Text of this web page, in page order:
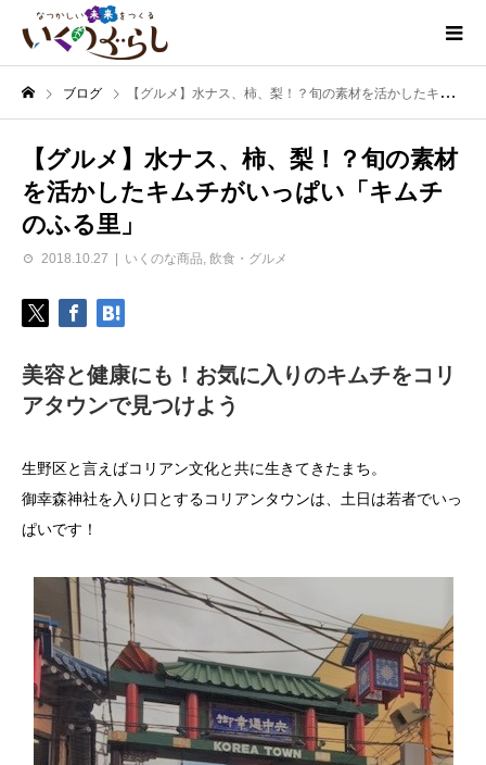
ブログ 【グルメ】水ナス、柿、梨！？旬の素材を活かしたキムチがいっぱい「キムチのふる里」
【グルメ】水ナス、柿、梨！？旬の素材
を活かしたキムチがいっぱい「キムチ
のふる里」
2018.10.27 いくのな商品 飲食・グルメ
美容と健康にも！お気に入りのキムチをコリ
アタウンで見つけよう
生野区と言えばコリアン文化と共に生きてきたまち。
御幸森神社を入り口とするコリアンタウンは、土日は若者でいっ
ぱいです！